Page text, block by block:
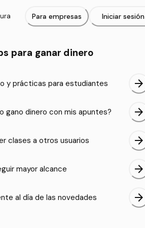
para ganar dinero
y prácticas para estudiantes arrow_forward
gano dinero con mis apuntes? arrow_forward
clases a otros usuarios arrow_forward
mayor alcance arrow_forward
al día de las novedades arrow_forward
Para empresas Iniciar sesión